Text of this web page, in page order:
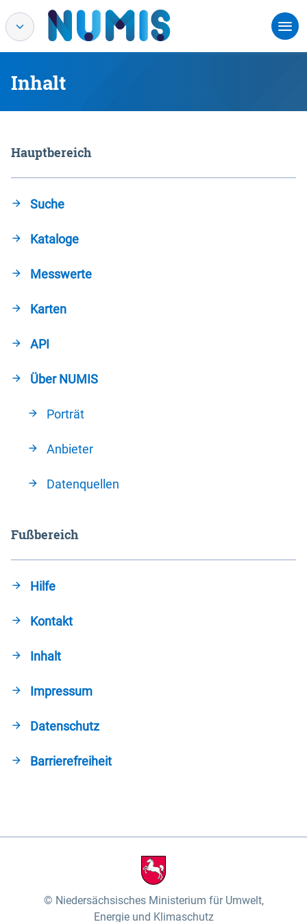
Inhalt
Hauptbereich
Suche
Kataloge
Messwerte
Karten
API
Über NUMIS
Porträt
Anbieter
Datenquellen
Fußbereich
Hilfe
Kontakt
Inhalt
Impressum
Datenschutz
Barrierefreiheit
Niedersächsisches Ministerium für Umwelt,
Energie und Klimaschutz